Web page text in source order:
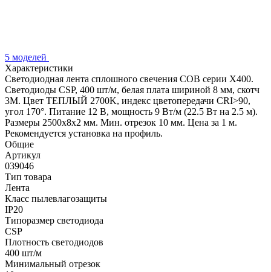
5 моделей
Характеристики
Светодиодная лента сплошного свечения COB серии X400.
Светодиоды CSP, 400 шт/м, белая плата шириной 8 мм, скотч
3M. Цвет ТЕПЛЫЙ 2700K, индекс цветопередачи CRI>90,
угол 170°. Питание 12 В, мощность 9 Вт/м (22.5 Вт на 2.5 м).
Размеры 2500х8х2 мм. Мин. отрезок 10 мм. Цена за 1 м.
Рекомендуется установка на профиль.
Общие
Артикул
039046
Тип товара
Лента
Класс пылевлагозащиты
IP20
Типоразмер светодиода
CSP
Плотность светодиодов
400 шт/м
Минимальный отрезок